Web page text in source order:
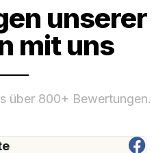
unserer
mit uns
über 800+ Bewertungen.